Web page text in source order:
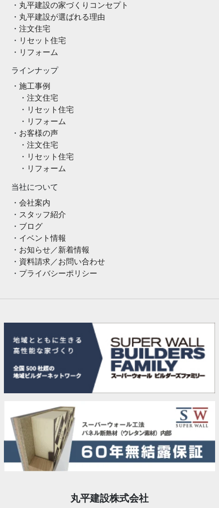
丸平建設の家づくりコンセプト
丸平建設が選ばれる理由
注文住宅
リセット住宅
リフォーム
ラインナップ
施工事例
注文住宅
リセット住宅
リフォーム
お客様の声
注文住宅
リセット住宅
リフォーム
当社について
会社案内
スタッフ紹介
ブログ
イベント情報
お知らせ／新着情報
資料請求／お問い合わせ
プライバシーポリシー
丸平建設株式会社